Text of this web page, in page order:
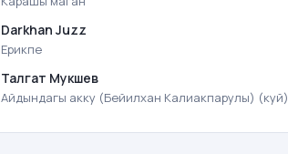
Darkhan Juzz
Ерикпе
Талгат Мукшев
Айдындагы акку (Бейилхан Калиакпарулы) (куй)